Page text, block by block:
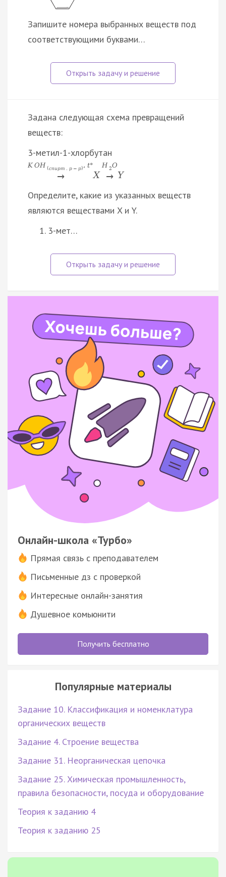
Запишите номера выбранных веществ под
соответствующими буквами…
Задана следующая схема превращений
веществ:
3-метил-1-хлорбутан
KOH (спи рт р − р) , t°
→ X
H 2O
→ Y
Определите, какие из указанных веществ
являются веществами X и Y.
3-мет…
Онлайн-школа «Турбо»
Прямая связь с преподавателем
Письменные дз с проверкой
Интересные онлайн-занятия
Душевное комьюнити
Получить бесплатно
Популярные материалы
Задание 10. Классификация и номенклатура
органических веществ
Задание 4. Строение вещества
Задание 31. Неорганическая цепочка
Задание 25. Химическая промышленность,
правила безопасности, посуда и оборудование
Теория к заданию 4
Теория к заданию 25